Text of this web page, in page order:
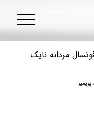
مردانه نایک